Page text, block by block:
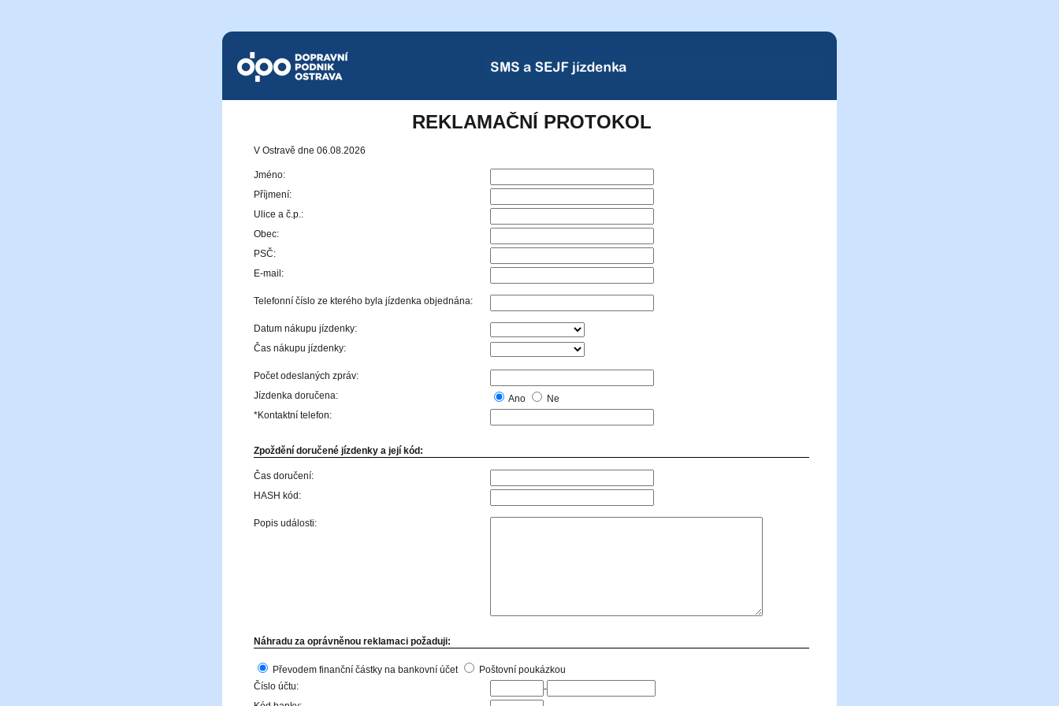
Dopravní podnik Ostrava a.s. SMS a SEJF Jízdenka
REKLAMAČNÍ PROTOKOL
V Ostravě dne 06.08.2026
Jméno:
Příjmení:
Ulice a č.p.:
Obec:
PSČ:
E-mail:
Telefonní číslo ze kterého byla jízdenka objednána:
Datum nákupu jízdenky:
Čas nákupu jízdenky:
Počet odeslaných zpráv:
Jízdenka doručena:
Ano
Ne
*Kontaktní telefon:
Zpoždění doručené jízdenky a její kód:
Čas doručení:
HASH kód:
Popis události:
Náhradu za oprávněnou reklamaci požaduji:
Převodem finanční částky na bankovní účet
Poštovní poukázkou
Číslo účtu:
-